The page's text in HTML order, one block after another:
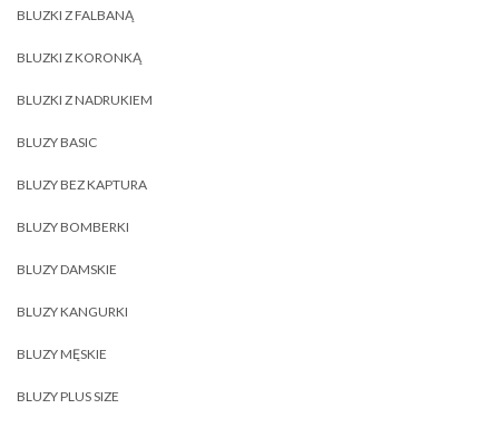
BLUZKI Z FALBANĄ
BLUZKI Z KORONKĄ
BLUZKI Z NADRUKIEM
BLUZY BASIC
BLUZY BEZ KAPTURA
BLUZY BOMBERKI
BLUZY DAMSKIE
BLUZY KANGURKI
BLUZY MĘSKIE
BLUZY PLUS SIZE